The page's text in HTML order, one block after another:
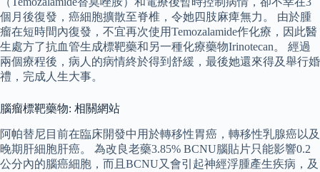
個月後復發，癌細胞擴散至脊椎，令她四肢麻痺無力。 由於腫
瘤在短時間內復發，不宜再次使用Temozalamide作化療，因此醫
生處方了抗血管生成標靶藥和另一種化療藥物Irinotecan。 經過
兩個療程後，病人的病情終於得到舒緩，最後她還來得及舉行婚
禮，完成人生大事。
腦瘤標靶藥物: 相關網站
阿帕替尼目前在臨床開發中用於轉移性胃癌，轉移性乳腺癌以及
晚期肝細胞肝癌。 為改良老藥3.85% BCNU腦貼片只能影響0.2
公分內的腦癌細胞，而且BCNU又會引起神經浮腫產生疾病，及